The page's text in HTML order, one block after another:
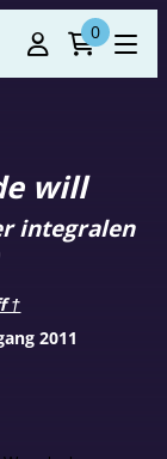
0
will
integralen
†
2011